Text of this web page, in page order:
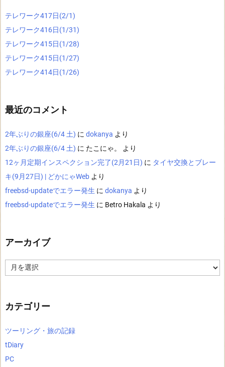
テレワーク417日(2/1)
テレワーク416日(1/31)
テレワーク415日(1/28)
テレワーク415日(1/27)
テレワーク414日(1/26)
最近のコメント
2年ぶりの銀座(6/4 土) に dokanya より
2年ぶりの銀座(6/4 土) に たこにゃ。
より
12ヶ月定期インスペクション完了(2月21日) に タイヤ交換とブレー
キ(9月27日) | どかにゃWeb より
freebsd-updateでエラー発生 に dokanya より
freebsd-updateでエラー発生 に Betro Hakala より
アーカイブ
ー
カテゴリー
ツーリング・旅の記録
tDiary
PC